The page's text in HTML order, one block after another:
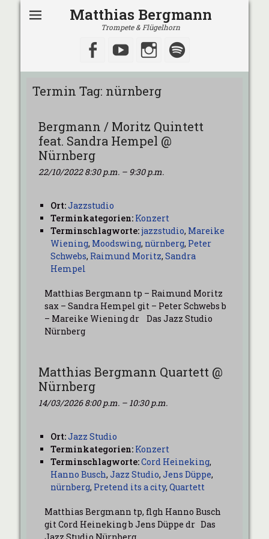
Matthias Bergmann
Trompete & Flügelhorn
Facebook
YouTubeInstagram
Termin Tag: nürnberg
Bergmann / Moritz Quintett
feat. Sandra Hempel @
Nürnberg
22/10/2022 8:30 p.m. – 9:30 p.m.
Ort:Jazzstudio
Terminkategorien: Konzert
Terminschlagworte:jazzstudio, Mareike
Wiening, Moodswing, nürnberg, Peter
Schwebs, Raimund Moritz, Sandra
Hempel
Matthias Bergmann tp – Raimund Moritz
sax – Sandra Hempel git – Peter Schwebs b
– Mareike Wiening dr Das Jazz Studio
Nürnberg
Matthias Bergmann Quartett @
Nürnberg
14/03/2026 8:00 p.m. – 10:30 p.m.
Ort:Jazz Studio
Terminkategorien: Konzert
Terminschlagworte:Cord Heineking,
Hanno Busch, Jazz Studio, Jens Düppe,
nürnberg, Pretend its a city, Quartett
Matthias Bergmann tp, flgh Hanno Busch
git Cord Heineking b Jens Düppe dr Das